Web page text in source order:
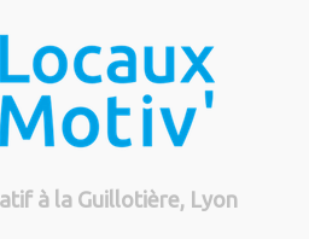
à la Guillotière, Lyon